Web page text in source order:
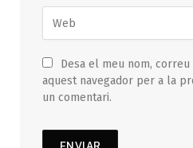
Desa el meu nom,
aquest navegador per a la
un comentari.